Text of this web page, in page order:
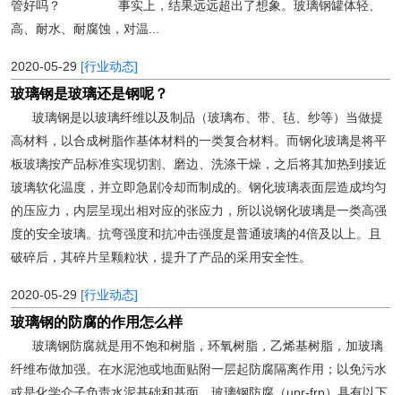
管好吗？ 事实上，结果远远超出了想象。玻璃钢罐体轻、
高、耐水、耐腐蚀，对温...
2020-05-29 [行业动态]
玻璃钢是玻璃还是钢呢？
玻璃钢是以玻璃纤维以及制品（玻璃布、带、毡、纱等）当做提
高材料，以合成树脂作基体材料的一类复合材料。而钢化玻璃是将平
板玻璃按产品标准实现切割、磨边、洗涤干燥，之后将其加热到接近
玻璃软化温度，并立即急剧冷却而制成的。钢化玻璃表面层造成均匀
的压应力，内层呈现出相对应的张应力，所以说钢化玻璃是一类高强
度的安全玻璃。抗弯强度和抗冲击强度是普通玻璃的4倍及以上。且
破碎后，其碎片呈颗粒状，提升了产品的采用安全性。
2020-05-29 [行业动态]
玻璃钢的防腐的作用怎么样
玻璃钢防腐就是用不饱和树脂，环氧树脂，乙烯基树脂，加玻璃
纤维布做加强。在水泥池或地面贴附一层起防腐隔离作用；以免污水